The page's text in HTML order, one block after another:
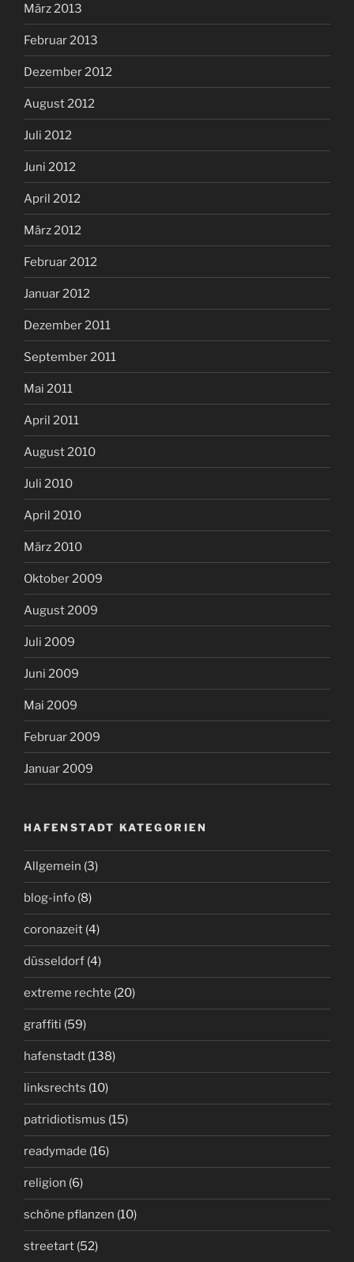
März 2013
Februar 2013
Dezember 2012
August 2012
Juli 2012
Juni 2012
April 2012
März 2012
Februar 2012
Januar 2012
Dezember 2011
September 2011
Mai 2011
April 2011
August 2010
Juli 2010
April 2010
März 2010
Oktober 2009
August 2009
Juli 2009
Juni 2009
Mai 2009
Februar 2009
Januar 2009
HAFENSTADT KATEGORIEN
Allgemein (3)
blog-info (8)
coronazeit (4)
düsseldorf (4)
extreme rechte (20)
graffiti (59)
hafenstadt (138)
linksrechts (10)
patridiotismus (15)
readymade (16)
religion (6)
schöne pflanzen (10)
streetart (52)